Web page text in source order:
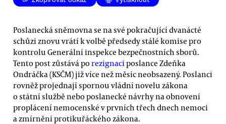
Poslanecká sněmovna se na své pokračující dvanácté
schůzi znovu vrátí k volbě předsedy stálé komise pro
kontrolu Generální inspekce bezpečnostních sborů.
Tento post zůstává porezignaci poslance Zdeňka
Ondráčka (KSČM) již více než měsíc neobsazený. Poslanci
rovněž projednají spornou vládní novelu zákona
o státní službě nebo poslanecké návrhy na obnovení
proplácení nemocenské v prvních třech dnech nemoci
a zmírnění protikuřáckého zákona.